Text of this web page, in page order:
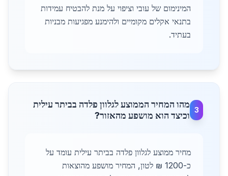
המינימום של עובי וציפוי על מנת להבטיח עמידות
בתנאי אקלים מקומיים ולהימנע מפגיעות מבניות
בעתיד.
3
מהו המחיר הממוצע לגלוון פלדה בביתר עילית
וכיצד הוא מושפע מהאזור?
מחיר ממוצע לגלוון פלדה בביתר עילית עומד על
כ-1200 ₪ לטון, המחיר מושפע מהוצאות